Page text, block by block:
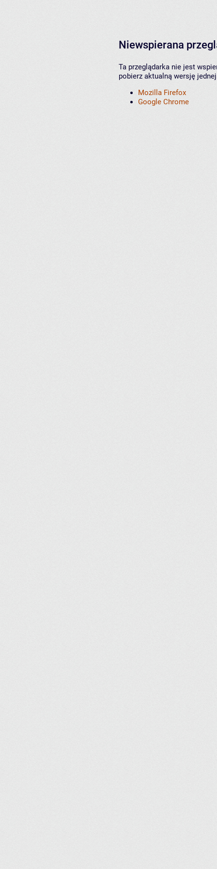
Niewspierana
Ta przeglądarka nie jest
pobierz aktualną wersję
Mozilla Firefox
Google Chrome